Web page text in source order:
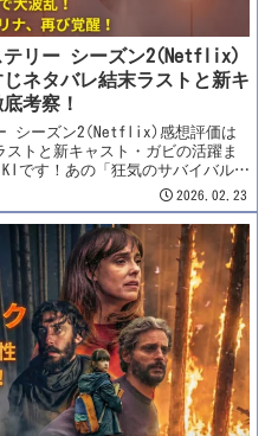
テリー シーズン2(Netflix)
ネタバレ結末ラストと新キ
考察！
シーズン2(Netflix)感想評価は
トと新キャスト・ガビの活躍ま
です！あの「狂気のサバイバル」
たして帰ってきました！『デビル
ンPDが仕掛ける、Netflix発の超
密室から「オープンワールド」
った最新シーズン……『エージェ
2』（原題：미스터리 수사단 시
2）です！シーズン1では「全6
ームが世界中から殺到した本
リュームアップ！しかも、ただの
貸し切る」という、映画顔負けの
れています。「新メンバーのガビ
恐ろしいミッションが待っている
たい！」配信直前ですが、すでに
大盛り上...
2026.02.23